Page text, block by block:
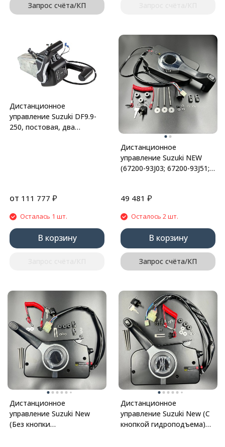
Запрос счёта/КП
Дистанционное
управление Suzuki DF9.9-
250, постовая, два
от 111 777 ₽
Осталась 1 шт.
В корзину
Дистанционное
управление Suzuki NEW
(67200-93J03; 67200-93J51;
49 481 ₽
Осталось 2 шт.
В корзину
Запрос счёта/КП
Дистанционное
управление Suzuki New
(Без кнопки
Дистанционное
управление Suzuki New (С
кнопкой гидроподъема)